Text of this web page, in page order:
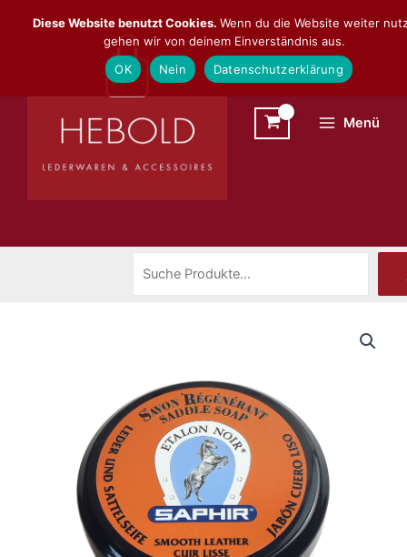
Inhalt
Menü
Diese Website benutzt Cookies. Wenn du die Website weiter
gehen wir von deinem Einverständnis aus.
OK
Nein Datenschutzerklärung